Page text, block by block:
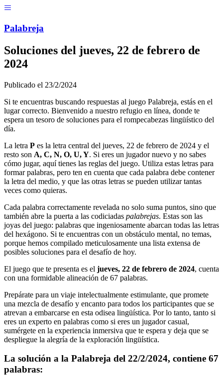
Palabreja
Soluciones del jueves, 22 de febrero de
2024
Publicado el 23/2/2024
Si te encuentras buscando respuestas al juego Palabreja, estás en el
lugar correcto. Bienvenido a nuestro refugio en línea, donde te
espera un tesoro de soluciones para el rompecabezas lingüístico del
día.
La letra P es la letra central del jueves, 22 de febrero de 2024 y el
resto son A, C, N, O, U, Y. Si eres un jugador nuevo y no sabes
cómo jugar, aquí tienes las reglas del juego. Utiliza estas letras para
formar palabras, pero ten en cuenta que cada palabra debe contener
la letra del medio, y que las otras letras se pueden utilizar tantas
veces como quieras.
Cada palabra correctamente revelada no solo suma puntos, sino que
también abre la puerta a las codiciadas palabrejas. Estas son las
joyas del juego: palabras que ingeniosamente abarcan todas las letras
del hexágono. Si te encuentras con un obstáculo mental, no temas,
porque hemos compilado meticulosamente una lista extensa de
posibles soluciones para el desafío de hoy.
El juego que te presenta es el jueves, 22 de febrero de 2024, cuenta
con una formidable alineación de 67 palabras.
Prepárate para un viaje intelectualmente estimulante, que promete
una mezcla de desafío y encanto para todos los participantes que se
atrevan a embarcarse en esta odisea lingüística. Por lo tanto, tanto si
eres un experto en palabras como si eres un jugador casual,
sumérgete en la experiencia inmersiva que te espera y deja que se
despliegue la alegría de la exploración lingüística.
La solución a la Palabreja del 22/2/2024, contiene 67
palabras: